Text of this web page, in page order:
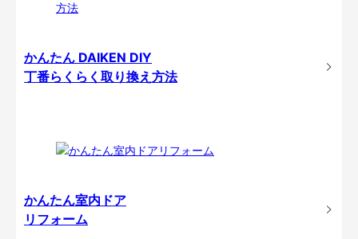
かんたん DAIKEN DIY
丁番らくらく取り換え方法
かんたん室内ドア
リフォーム